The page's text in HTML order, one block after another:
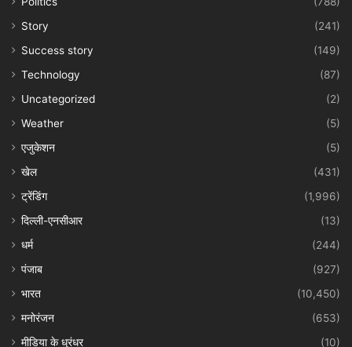
Story
(241)
Success story
(149)
Technology
(87)
Uncategorized
(2)
Weather
(5)
एजुकेशन
(5)
खेल
(431)
ट्रेंडिंग
(1,996)
दिल्ली-एनसीआर
(13)
धर्म
(244)
पंजाब
(927)
भारत
(10,450)
मनोरंजन
(653)
मीडिया के धुरंधर
(10)